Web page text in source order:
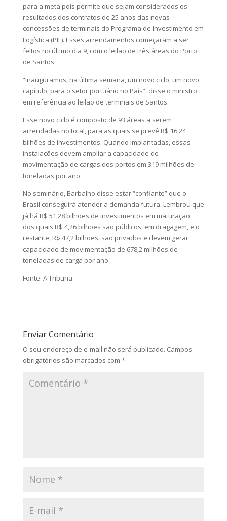
para a meta pois permite que sejam considerados os
resultados dos contratos de 25 anos das novas
concessões de terminais do Programa de Investimento em
Logística (PIL). Esses arrendamentos começaram a ser
feitos no último dia 9, com o leilão de três áreas do Porto
de Santos.
“Inauguramos, na última semana, um novo ciclo, um novo
capítulo, para o setor portuário no País”, disse o ministro
em referência ao leilão de terminais de Santos.
Esse novo ciclo é composto de 93 áreas a serem
arrendadas no total, para as quais se prevê R$ 16,24
bilhões de investimentos. Quando implantadas, essas
instalações devem ampliar a capacidade de
movimentação de cargas dos portos em 319 milhões de
toneladas por ano.
No seminário, Barbalho disse estar “confiante” que o
Brasil conseguirá atender a demanda futura. Lembrou que
já há R$ 51,28 bilhões de investimentos em maturação,
dos quais R$ 4,26 bilhões são públicos, em dragagem, e o
restante, R$ 47,2 bilhões, são privados e devem gerar
capacidade de movimentação de 678,2 milhões de
toneladas de carga por ano.
Fonte: A Tribuna
Enviar Comentário
O seu endereço de e-mail não será publicado. Campos
obrigatórios são marcados com *